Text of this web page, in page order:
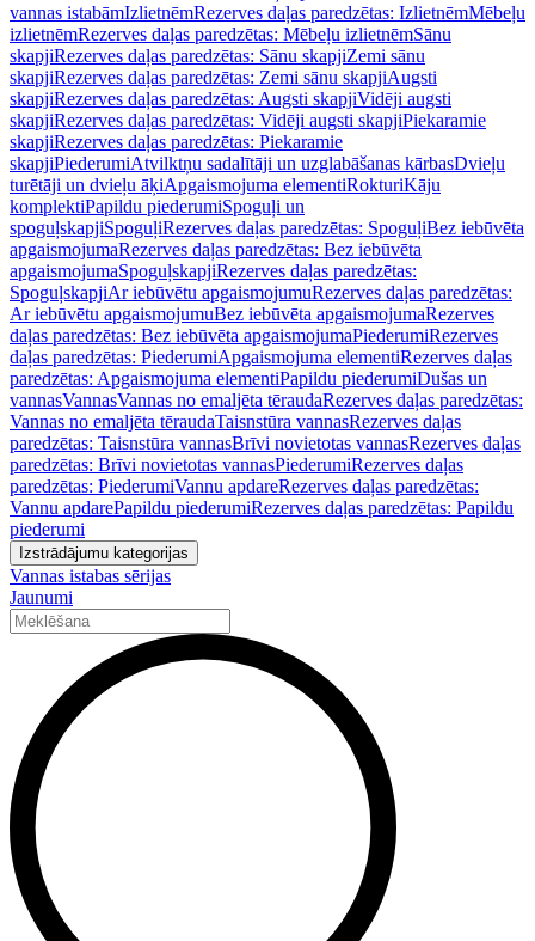
vannas istabāmIzlietnēmRezerves daļas paredzētas: IzlietnēmMēbeļu
izlietnēmRezerves daļas paredzētas: Mēbeļu izlietnēmSānu
skapjiRezerves daļas paredzētas: Sānu skapjiZemi sānu
skapjiRezerves daļas paredzētas: Zemi sānu skapjiAugsti
skapjiRezerves daļas paredzētas: Augsti skapjiVidēji augsti
skapjiRezerves daļas paredzētas: Vidēji augsti skapjiPiekaramie
skapjiRezerves daļas paredzētas: Piekaramie
skapjiPiederumiAtvilktņu sadalītāji un uzglabāšanas kārbasDvieļu
turētāji un dvieļu āķiApgaismojuma elementiRokturiKāju
komplektiPapildu piederumiSpoguļi un
spoguļskapjiSpoguļiRezerves daļas paredzētas: SpoguļiBez iebūvēta
apgaismojumaRezerves daļas paredzētas: Bez iebūvēta
apgaismojumaSpoguļskapjiRezerves daļas paredzētas:
SpoguļskapjiAr iebūvētu apgaismojumuRezerves daļas paredzētas:
Ar iebūvētu apgaismojumuBez iebūvēta apgaismojumaRezerves
daļas paredzētas: Bez iebūvēta apgaismojumaPiederumiRezerves
daļas paredzētas: PiederumiApgaismojuma elementiRezerves daļas
paredzētas: Apgaismojuma elementiPapildu piederumiDušas un
vannasVannasVannas no emaljēta tēraudaRezerves daļas paredzētas:
Vannas no emaljēta tēraudaTaisnstūra vannasRezerves daļas
paredzētas: Taisnstūra vannasBrīvi novietotas vannasRezerves daļas
paredzētas: Brīvi novietotas vannasPiederumiRezerves daļas
paredzētas: PiederumiVannu apdareRezerves daļas paredzētas:
Vannu apdarePapildu piederumiRezerves daļas paredzētas: Papildu
piederumi
Izstrādājumu kategorijas
Vannas istabas sērijas
Jaunumi